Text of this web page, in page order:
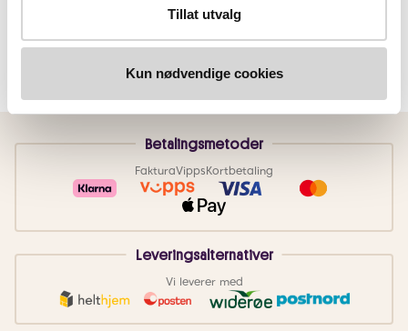
Tillat utvalg
Kun nødvendige cookies
Betalingsmetoder
FakturaVippsKortbetaling
Leveringsalternativer
Vi leverer med